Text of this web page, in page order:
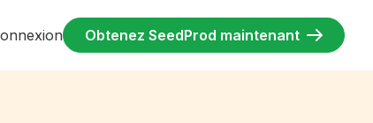
Obtenez SeedProd maintenant